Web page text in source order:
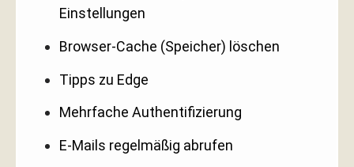
Einstellungen
Browser-Cache (Speicher) löschen
Tipps zu Edge
Mehrfache Authentifizierung
E-Mails regelmäßig abrufen